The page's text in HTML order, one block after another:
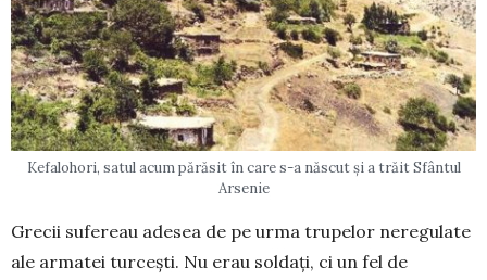
Kefalohori, satul acum părăsit în care s-a născut și a trăit Sfântul
Arsenie
Grecii sufereau adesea de pe urma trupelor neregulate
ale armatei turcești. Nu erau soldați, ci un fel de